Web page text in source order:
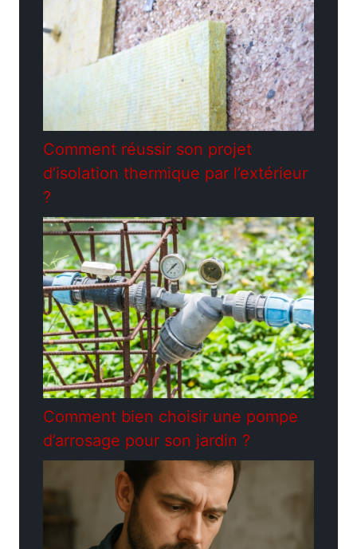
Comment réussir son projet
d’isolation thermique par l’extérieur
?
Comment bien choisir une pompe
d’arrosage pour son jardin ?